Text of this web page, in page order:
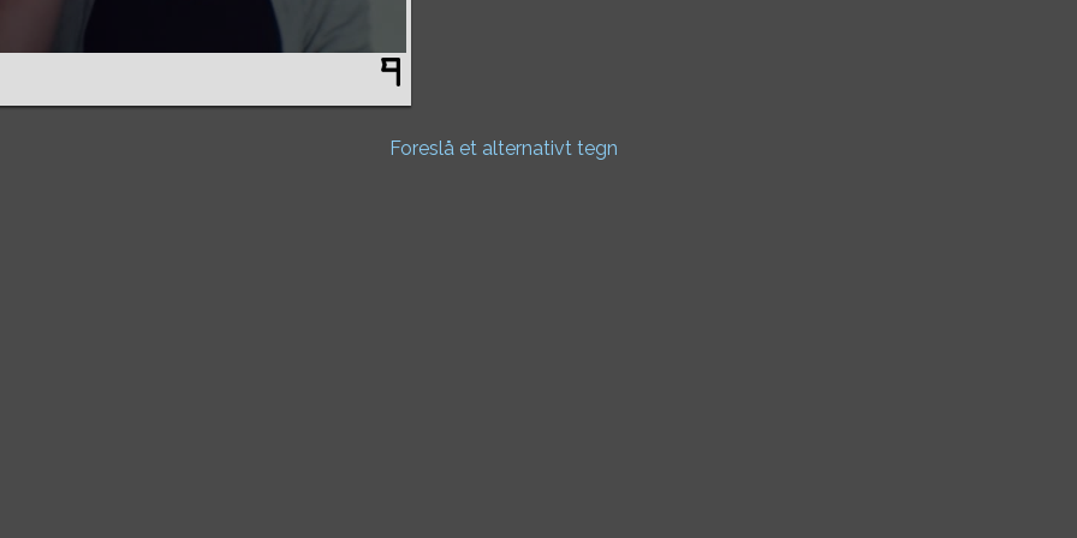
Foreslå et alternativt tegn